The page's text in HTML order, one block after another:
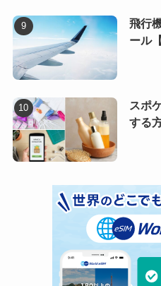
飛行
ール
スポ
する